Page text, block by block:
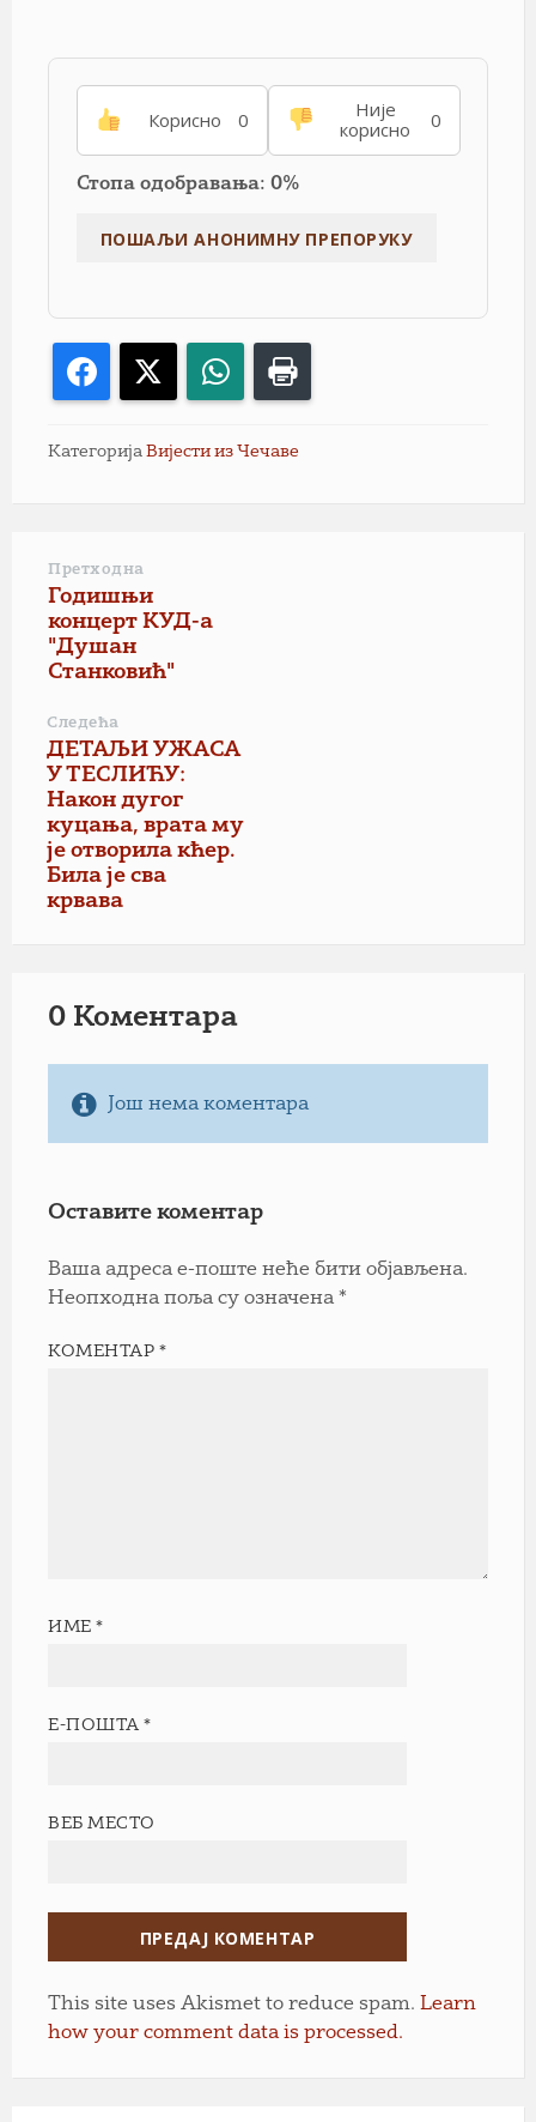
Корисно 0
Није
корисно
0
Стопа одобравања: 0%
Facebook WhatsApp
Категорија Вијести из Чечаве
Претходна
Годишњи
концерт КУД-а
"Душан
Станковић"
Следећа
ДЕТАЉИ УЖАСА
У ТЕСЛИЋУ:
Након дугог
куцања, врата му
је отворила кћер.
Била је сва
крвава
0 Коментарa
Још нема коментара
Оставите коментар
Ваша адреса е-поште неће бити објављена.
Неопходна поља су означена *
КОМЕНТАР*
ИМЕ*
Е-ПОШТА*
ВЕБ МЕСТО
This site uses Akismet to reduce spam. Learn
how your comment data is processed.